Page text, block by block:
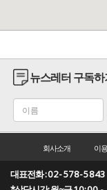
뉴스레터 구독
회사소개 이
대표전화 :02-578-5843